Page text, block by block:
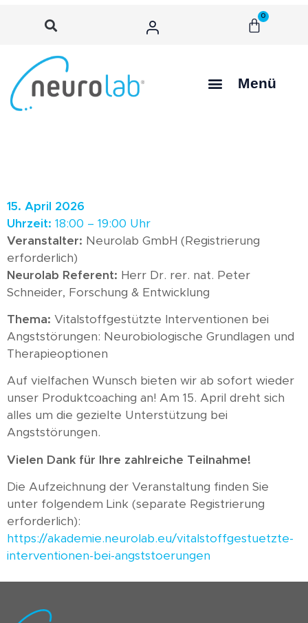
0
Menü
15. April 2026
Uhrzeit: 18:00 – 19:00 Uhr
Veranstalter: Neurolab GmbH (Registrierung
erforderlich)
Neurolab Referent: Herr Dr. rer. nat. Peter
Schneider, Forschung & Entwicklung
Thema: Vitalstoffgestützte Interventionen bei
Angststörungen: Neurobiologische Grundlagen und
Therapieoptionen
Auf vielfachen Wunsch bieten wir ab sofort wieder
unser Produktcoaching an! Am 15. April dreht sich
alles um die gezielte Unterstützung bei
Angststörungen.
Vielen Dank für Ihre zahlreiche Teilnahme!
Die Aufzeichnung der Veranstaltung finden Sie
unter folgendem Link (separate Registrierung
erforderlich):
https://akademie.neurolab.eu/vitalstoffgestuetzte-
interventionen-bei-angststoerungen